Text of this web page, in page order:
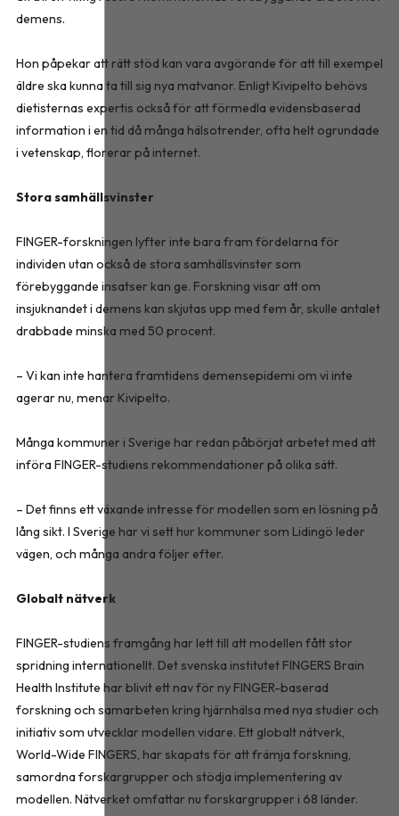
demens.
Hon påpekar att rätt stöd kan vara avgörande för att till exempel
äldre ska kunna ta till sig nya matvanor. Enligt Kivipelto behövs
dietisternas expertis också för att förmedla evidensbaserad
information i en tid då många hälsotrender, ofta helt ogrundade
i vetenskap, florerar på internet.
Stora samhällsvinster
FINGER-forskningen lyfter inte bara fram fördelarna för
individen utan också de stora samhällsvinster som
förebyggande insatser kan ge. Forskning visar att om
insjuknandet i demens kan skjutas upp med fem år, skulle antalet
drabbade minska med 50 procent.
– Vi kan inte hantera framtidens demensepidemi om vi inte
agerar nu, menar Kivipelto.
Många kommuner i Sverige har redan påbörjat arbetet med att
införa FINGER-studiens rekommendationer på olika sätt.
– Det finns ett växande intresse för modellen som en lösning på
lång sikt. I Sverige har vi sett hur kommuner som Lidingö leder
vägen, och många andra följer efter.
Globalt nätverk
FINGER-studiens framgång har lett till att modellen fått stor
spridning internationellt. Det svenska institutet FINGERS Brain
Health Institute har blivit ett nav för ny FINGER-baserad
forskning och samarbeten kring hjärnhälsa med nya studier och
initiativ som utvecklar modellen vidare. Ett globalt nätverk,
World-Wide FINGERS, har skapats för att främja forskning,
samordna forskargrupper och stödja implementering av
modellen. Nätverket omfattar nu forskargrupper i 68 länder.